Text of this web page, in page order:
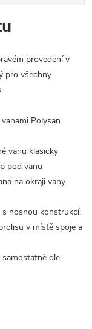
provedení v
pro všechny
Polysan
vanu klasicky
pod vanu
na okraji vany
s nosnou konstrukcí.
v místě spoje a
dle